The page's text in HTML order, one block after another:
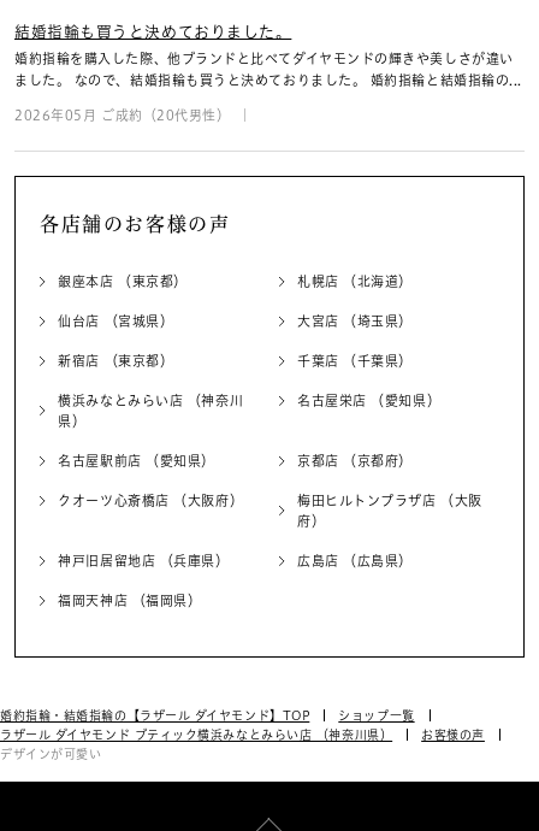
結婚指輪も買うと決めておりました。
婚約指輪を購入した際、他ブランドと比べてダイヤモンドの輝きや美しさが違い
ました。 なので、結婚指輪も買うと決めておりました。 婚約指輪と結婚指輪の...
2026年05月 ご成約（20代男性）
各店舗のお客様の声
銀座本店 （東京都） 札幌店 （北海道）
仙台店 （宮城県） 大宮店 （埼玉県）
新宿店 （東京都） 千葉店 （千葉県）
横浜みなとみらい店 （神奈川
県）
名古屋栄店 （愛知県）
名古屋駅前店 （愛知県） 京都店 （京都府）
クオーツ心斎橋店 （大阪府）
梅田ヒルトンプラザ店 （大阪
府）
神戸旧居留地店 （兵庫県） 広島店 （広島県）
福岡天神店 （福岡県）
婚約指輪・結婚指輪の【ラザール ダイヤモンド】TOP
ショップ一覧
ラザール ダイヤモンド ブティック横浜みなとみらい店 （神奈川県）
お客様の声
デザインが可愛い